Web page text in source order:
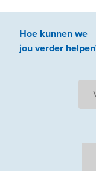
Hoe kunnen we
jouverder helpen